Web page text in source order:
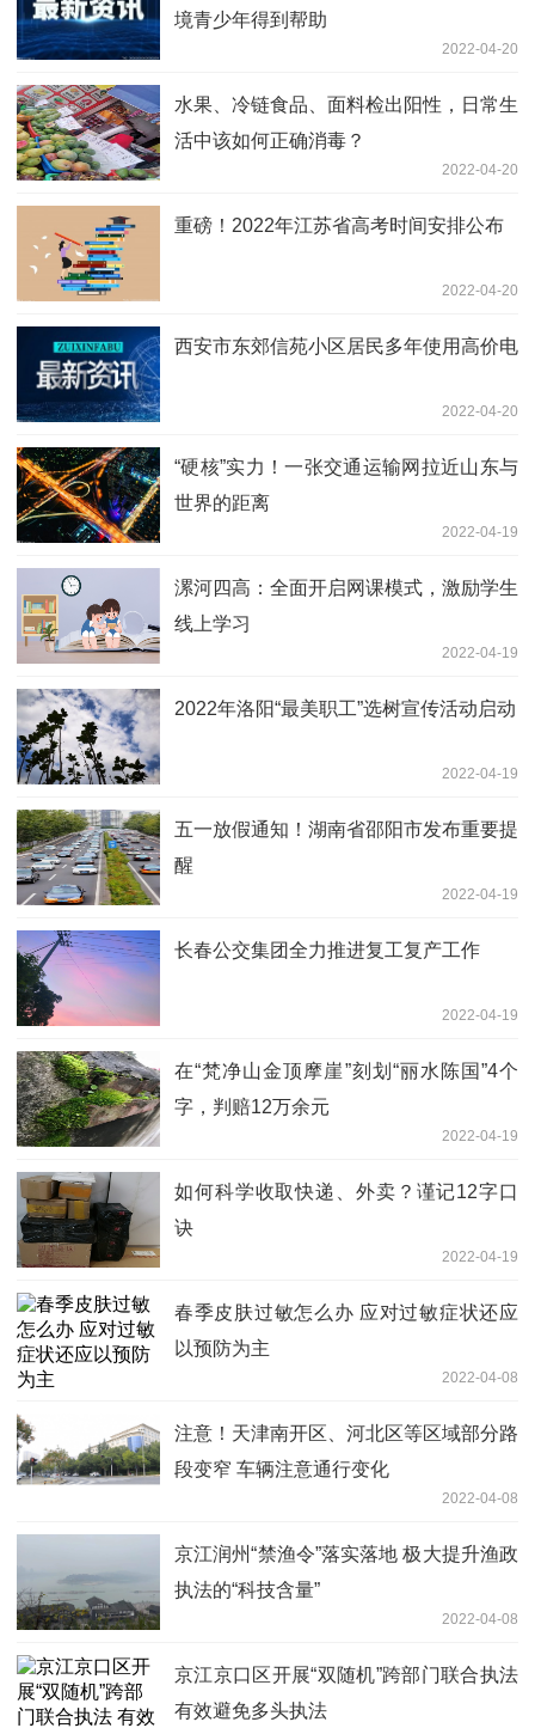
境青少年得到帮助
2022-04-20
水果、冷链食品、面料检出阳性，日常生
活中该如何正确消毒？
2022-04-20
重磅！2022年江苏省高考时间安排公布
2022-04-20
西安市东郊信苑小区居民多年使用高价电
2022-04-20
“硬核”实力！一张交通运输网拉近山东与
世界的距离
2022-04-19
漯河四高：全面开启网课模式，激励学生
线上学习
2022-04-19
2022年洛阳“最美职工”选树宣传活动启动
2022-04-19
五一放假通知！湖南省邵阳市发布重要提
醒
2022-04-19
长春公交集团全力推进复工复产工作
2022-04-19
在“梵净山金顶摩崖”刻划“丽水陈国”4个
字，判赔12万余元
2022-04-19
如何科学收取快递、外卖？谨记12字口
诀
2022-04-19
春季皮肤过敏怎么办 应对过敏症状还应
以预防为主
2022-04-08
注意！天津南开区、河北区等区域部分路
段变窄 车辆注意通行变化
2022-04-08
京江润州“禁渔令”落实落地 极大提升渔政
执法的“科技含量”
2022-04-08
京江京口区开展“双随机”跨部门联合执法
有效避免多头执法